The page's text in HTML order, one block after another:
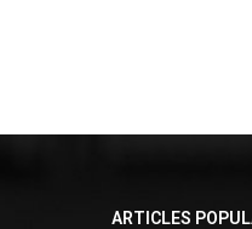
ARTICLES